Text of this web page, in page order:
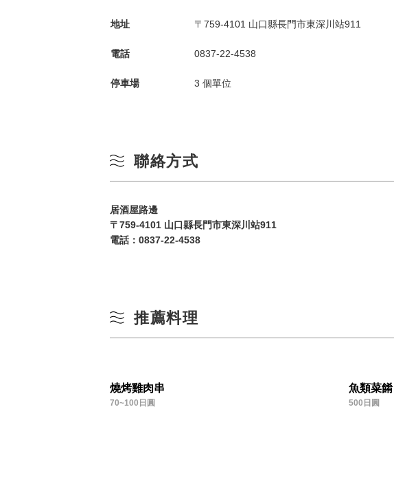
地址 〒759-4101 山口縣長門市東深川站911
電話 0837-22-4538
停車場 3 個單位
聯絡方式
居酒屋路邊
〒759-4101 山口縣長門市東深川站911
電話： 0837-22-4538
推薦料理
燒烤雞肉串
70~100日圓
魚類菜餚
500日圓